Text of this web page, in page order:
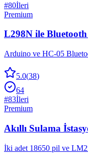
#80İleri
Premium
L298N ile
Arduino ve HC-05
5.0(38)
64
#83İleri
Premium
Akıllı Sulama
İki adet 18650 pil ve